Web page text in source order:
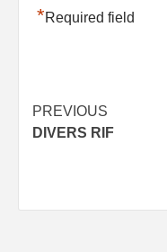
*Required field
Post
navigation
PREVIOUS
DIVERS RIF